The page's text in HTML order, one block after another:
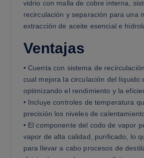
vidrio con malla de cobre interna,
recirculación y separación para una
extracción de aceite esencial e
Ventajas
• Cuenta con sistema de
cual mejora la circulación del líquido
optimizando el rendimiento y la
• Incluye controles de temperatura
precisión los niveles de
• El componente del codo de vapor
vapor de alta calidad, purificado, lo
para llevar a cabo procesos de